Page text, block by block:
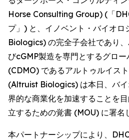
Horse Consulting Group) (「
プ」) と、イノベント・バイオ
Biologics) の完全子会社であり
びcGMP製造を専門とするグロ
(CDMO) であるアルトゥルイス
(Altruist Biologics) は本日、バ
界的な商業化を加速することを
立するための覚書 (MOU) に署名
本パートナーシップにより、